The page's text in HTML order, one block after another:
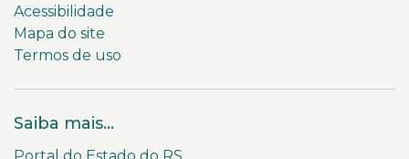
Acessibilidade
Mapa do site
Termos de uso
Saiba mais...